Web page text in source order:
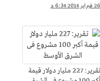
26 فبراير 2014 6:34 م
تقرير: 227 مليار دولار قيمة